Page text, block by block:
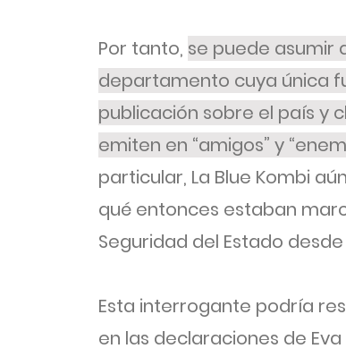
Por tanto, se puede asumir
departamento cuya única
publicación sobre el país y
emiten en “amigos” y
particular, La Blue Kombi
qué entonces estaban
Seguridad del Estado
Esta interrogante podría
en las declaraciones de